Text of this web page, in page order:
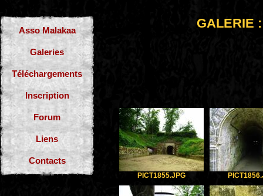
Asso Malakaa
Galeries
Téléchargements
Inscription
Forum
Liens
Contacts
GALERIE
PICT1855.JPG